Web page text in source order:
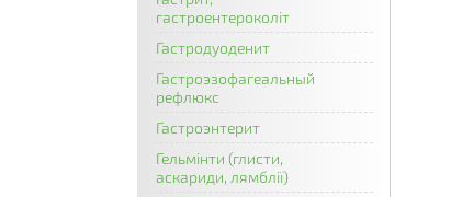
гастроентероколіт
Гастродуоденит
Гастроэзофагеальный
рефлюкс
Гастроэнтерит
Гельмінти (глисти,
аскариди, лямблії)